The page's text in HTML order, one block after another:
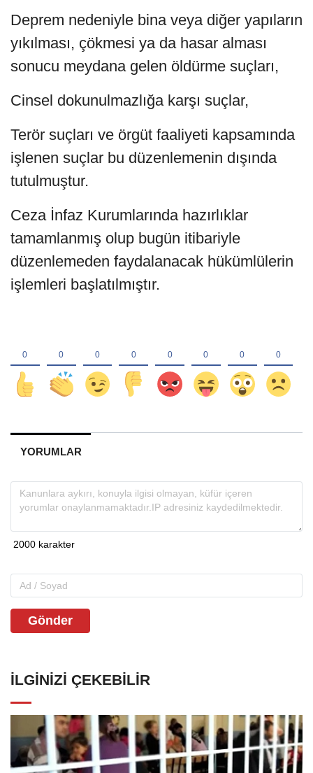
Deprem nedeniyle bina veya diğer yapıların
yıkılması, çökmesi ya da hasar alması
sonucu meydana gelen öldürme suçları,
Cinsel dokunulmazlığa karşı suçlar,
Terör suçları ve örgüt faaliyeti kapsamında
işlenen suçlar bu düzenlemenin dışında
tutulmuştur.
Ceza İnfaz Kurumlarında hazırlıklar
tamamlanmış olup bugün itibariyle
düzenlemeden faydalanacak hükümlülerin
işlemleri başlatılmıştır.
YORUMLAR
Gönder
İLGINIZI ÇEKEBILIR